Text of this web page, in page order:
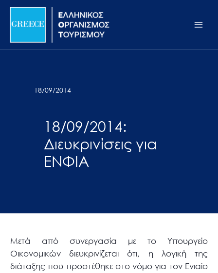
Σημείωση:
ιστότοπος
προσβασιμότητας.
Μετάβαση
περιεχόμενο
18/09/2014
18/09/2014:
Διευκρινίσεις για
ΕΝΦΙΑ
Μετά από συνεργασία με το Υπουργείο
Οικονομικών διευκρινίζεται ότι, η λογική της
διάταξης που προστέθηκε στο νόμο για τον Ενιαίο